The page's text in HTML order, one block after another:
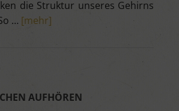
die Struktur unseres Gehirns
… [mehr]
AUFHÖREN